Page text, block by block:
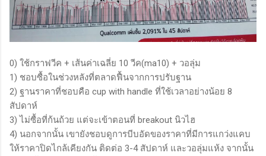
0) ใช้กราฟวีค + เส้นค่าเฉลี่ย 10 วีค(ma10) + วอลุ่ม
1) ชอบซื้อในช่วงหลังที่ตลาดฟื้นจากการปรับฐาน
2) ฐานราคาที่ชอบคือ cup with handle ที่ใช้เวลาอย่างน้อย 8
สัปดาห์
3) ไม่ซื้อที่ก้นถ้วย แต่จะเข้าตอนที่ breakout นิวไฮ
4) นอกจากนั้น เขายังชอบดูการบีบอัดของราคาที่มีการแกว่งแคบ
ให้ราคาปิดไกล้เคียงกัน ติดต่อ 3-4 สัปดาห์ และวอลุ่มแห้ง จากนั้น